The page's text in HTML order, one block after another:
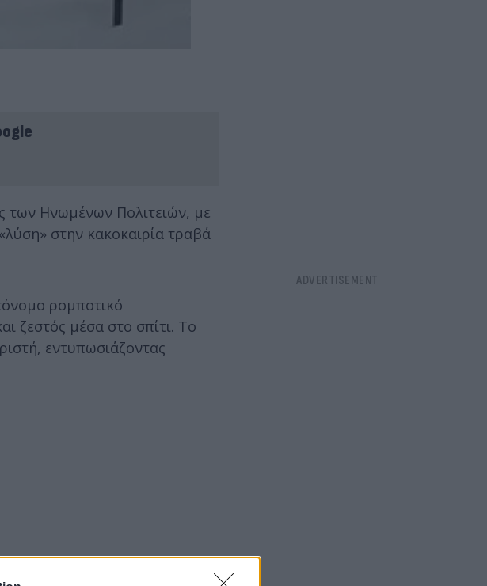
των Ηνωμένων Πολιτειών, με
στην κακοκαιρία τραβά
ρομποτικό
ζεστός μέσα στο σπίτι. Το
εντυπωσιάζοντας